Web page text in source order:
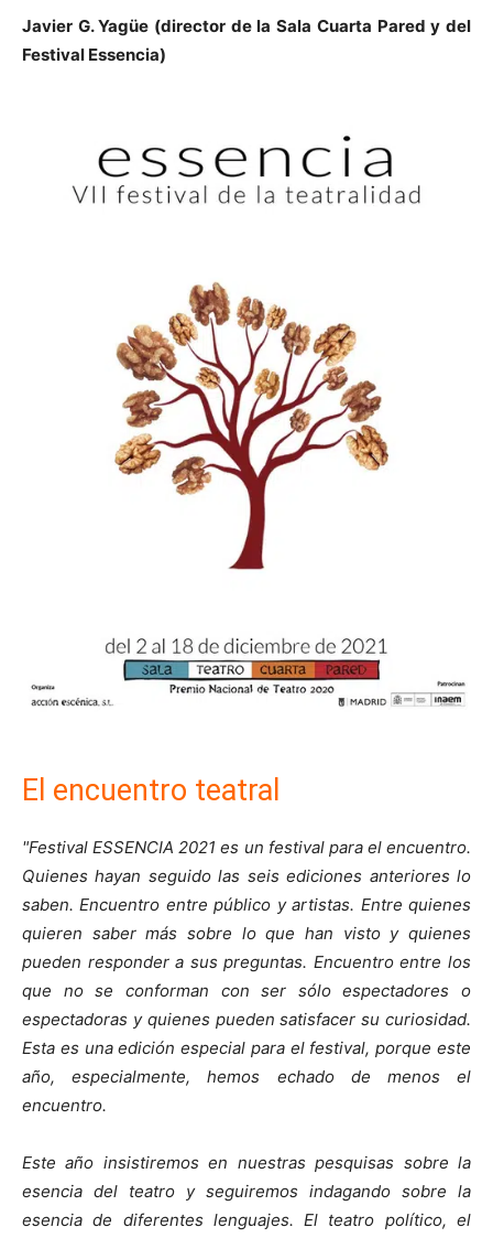
Javier G. Yagüe (director de la Sala Cuarta Pared y del
Festival Essencia)
El encuentro teatral
"Festival ESSENCIA 2021 es un festival para el encuentro.
Quienes hayan seguido las seis ediciones anteriores lo
saben. Encuentro entre público y artistas. Entre quienes
quieren saber más sobre lo que han visto y quienes
pueden responder a sus preguntas. Encuentro entre los
que no se conforman con ser sólo espectadores o
espectadoras y quienes pueden satisfacer su curiosidad.
Esta es una edición especial para el festival, porque este
año, especialmente, hemos echado de menos el
encuentro.
Este año insistiremos en nuestras pesquisas sobre la
esencia del teatro y seguiremos indagando sobre la
esencia de diferentes lenguajes. El teatro político, el